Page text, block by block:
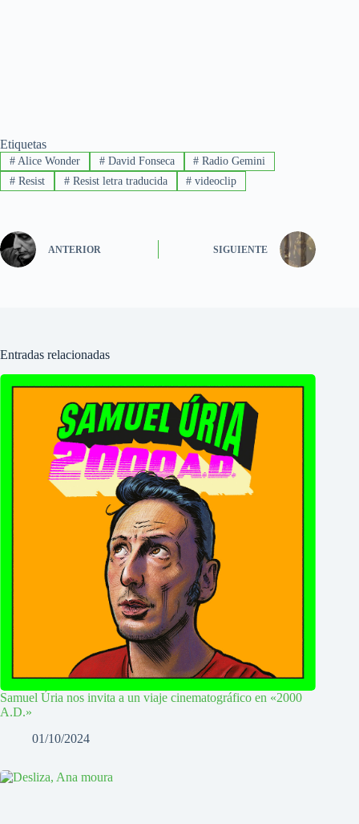
Etiquetas
#Alice Wonder #David Fonseca # Radio Gemini
#Resist #Resist letra traducida # videoclip
ANTERIOR SIGUIENTE
Entradas relacionadas
Samuel Úria nos invita a un viaje cinematográfico en «2000
A.D.»
01/10/2024